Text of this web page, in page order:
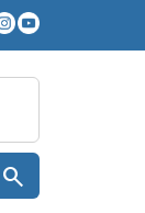
search